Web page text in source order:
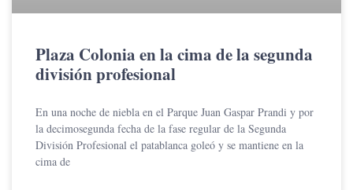
Plaza Colonia en la cima de la segunda
división profesional
En una noche de niebla en el Parque Juan Gaspar Prandi y por
la decimosegunda fecha de la fase regular de la Segunda
División Profesional el patablanca goleó y se mantiene en la
cima de